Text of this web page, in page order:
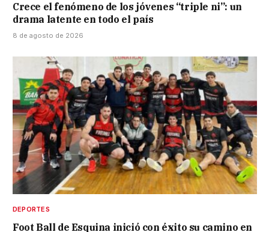
Crece el fenómeno de los jóvenes “triple ni”: un
drama latente en todo el país
8 de agosto de 2026
DEPORTES
Foot Ball de Esquina inició con éxito su camino en